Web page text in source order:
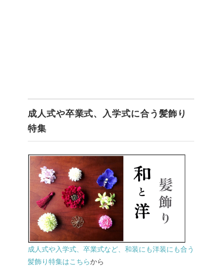
成人式や卒業式、入学式に合う髪飾り
特集
成人式や入学式、卒業式など、和装にも洋装にも合う
髪飾り特集はこちらから